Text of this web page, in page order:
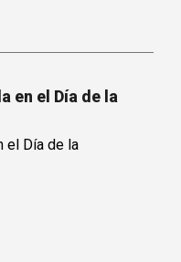
en el Día de la